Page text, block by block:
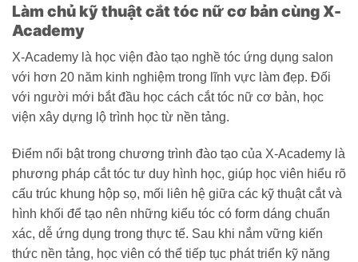
Làm chủ kỹ thuật cắt tóc nữ cơ bản cùng X-
Academy
X-Academy là học viện đào tạo nghề tóc ứng dụng salon
với hơn 20 năm kinh nghiệm trong lĩnh vực làm đẹp. Đối
với người mới bắt đầu học cách cắt tóc nữ cơ bản, học
viện xây dựng lộ trình học từ nền tảng.
Điểm nổi bật trong chương trình đào tạo của X-Academy là
phương pháp cắt tóc tư duy hình học, giúp học viên hiểu rõ
cấu trúc khung hộp sọ, mối liên hệ giữa các kỹ thuật cắt và
hình khối để tạo nên những kiểu tóc có form dáng chuẩn
xác, dễ ứng dụng trong thực tế. Sau khi nắm vững kiến
thức nền tảng, học viên có thể tiếp tục phát triển kỹ năng